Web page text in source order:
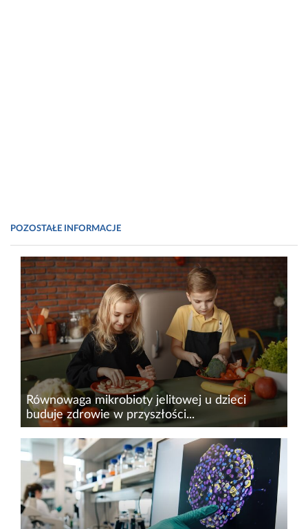
POZOSTAŁE INFORMACJE
Równowaga mikrobioty jelitowej u dzieci
buduje zdrowie w przyszłości...
Zaburzenia mikrobioty jelitowej mogą wiązać się
z wieloma problemami zdrowotnymi. Jej skład
ma znaczenie dla układu odpornościowego,
metabolizmu, a nawet zdrowia psychicznego.
Naukowcy przypominaj...